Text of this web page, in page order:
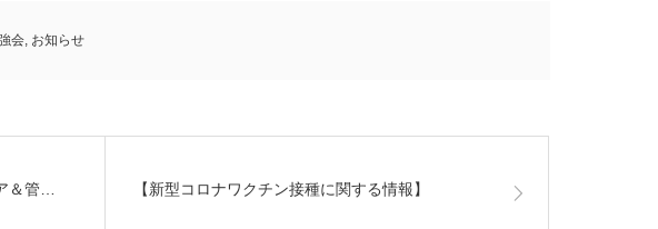
会 お知らせ
＆管… 【新型コロナワクチン接種に関する情報】